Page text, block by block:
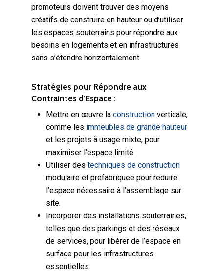
promoteurs doivent trouver des moyens
créatifs de construire en hauteur ou d’utiliser
les espaces souterrains pour répondre aux
besoins en logements et en infrastructures
sans s’étendre horizontalement.
Stratégies pour Répondre aux
Contraintes d’Espace :
Mettre en œuvre la construction verticale,
comme les immeubles de grande hauteur
et les projets à usage mixte, pour
maximiser l’espace limité.
Utiliser des techniques de construction
modulaire et préfabriquée pour réduire
l’espace nécessaire à l’assemblage sur
site.
Incorporer des installations souterraines,
telles que des parkings et des réseaux
de services, pour libérer de l’espace en
surface pour les infrastructures
essentielles.